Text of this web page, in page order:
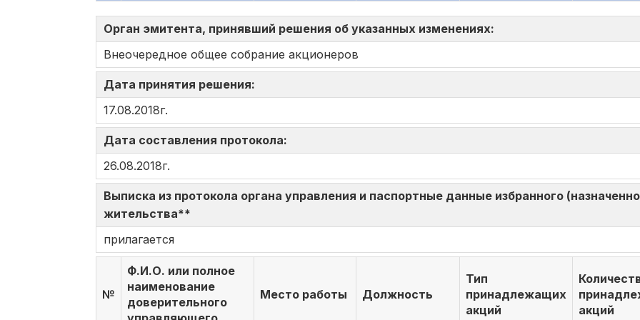
Орган эмитента, принявший решения об указанных изменениях:
Внеочередное общее собрание акционеров
Дата принятия решения:
17.08.2018г.
Дата составления протокола:
26.08.2018г.
Выписка из протокола органа управления и паспортные данные избранного
жительства**
прилагается
№
Ф.И.О. или полное
наименование
доверительного
Место работы Должность
Тип
принадлежащих
акций
акций